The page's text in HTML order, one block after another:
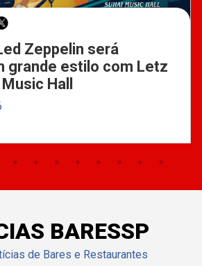
Zeppelin será
grande estilo com Letz
Hall
BARESSP
de Bares e Restaurantes